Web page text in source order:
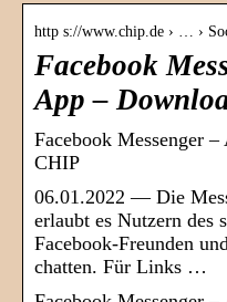
http s://www.chip.de › … ›
Facebook
App –
Facebook Messenger
CHIP
06.01.2022 — Die
erlaubt es Nutzern des
Facebook-Freunden
chatten. Für Links …